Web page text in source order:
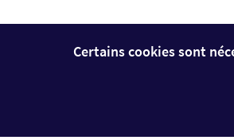
Certains cookies sont